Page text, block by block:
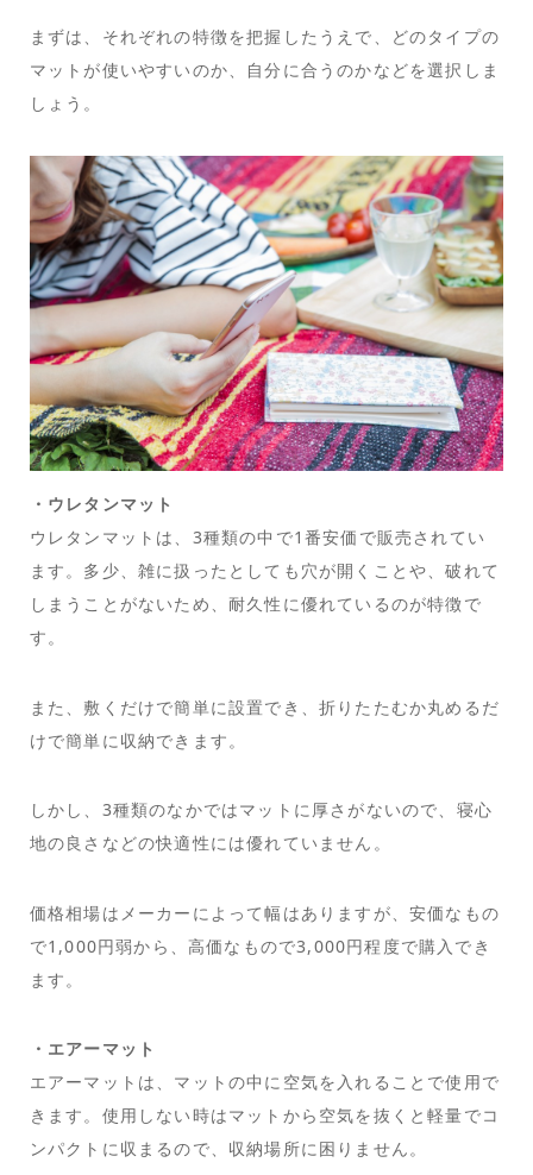
まずは、それぞれの特徴を把握したうえで、どのタイプの
マットが使いやすいのか、自分に合うのかなどを選択しま
しょう。
・ウレタンマット
ウレタンマットは、3種類の中で1番安価で販売されてい
ます。多少、雑に扱ったとしても穴が開くことや、破れて
しまうことがないため、耐久性に優れているのが特徴で
す。
また、敷くだけで簡単に設置でき、折りたたむか丸めるだ
けで簡単に収納できます。
しかし、3種類のなかではマットに厚さがないので、寝心
地の良さなどの快適性には優れていません。
価格相場はメーカーによって幅はありますが、安価なもの
で1,000円弱から、高価なもので3,000円程度で購入でき
ます。
・エアーマット
エアーマットは、マットの中に空気を入れることで使用で
きます。使用しない時はマットから空気を抜くと軽量でコ
ンパクトに収まるので、収納場所に困りません。